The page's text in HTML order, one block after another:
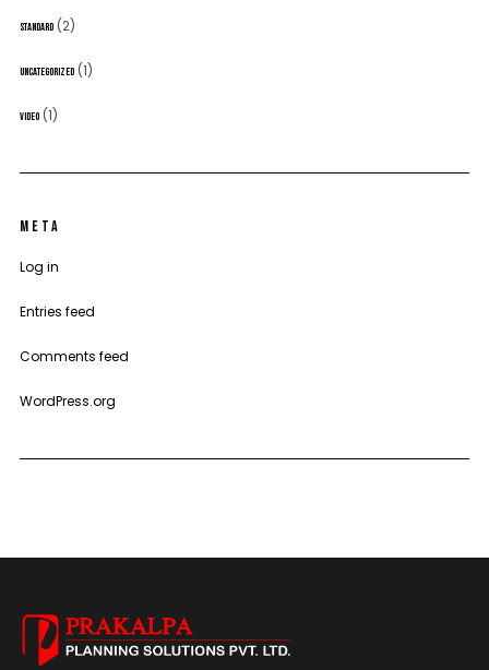
STANDARD(2)
UNCATEGORIZED(1)
VIDEO(1)
META
Log in
Entries feed
Comments feed
WordPress.org